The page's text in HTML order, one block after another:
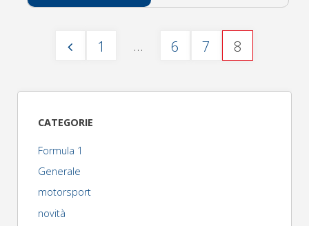
rally
degli
articoli
1 … 6 7 8
CATEGORIE
Formula 1
Generale
motorsport
novità